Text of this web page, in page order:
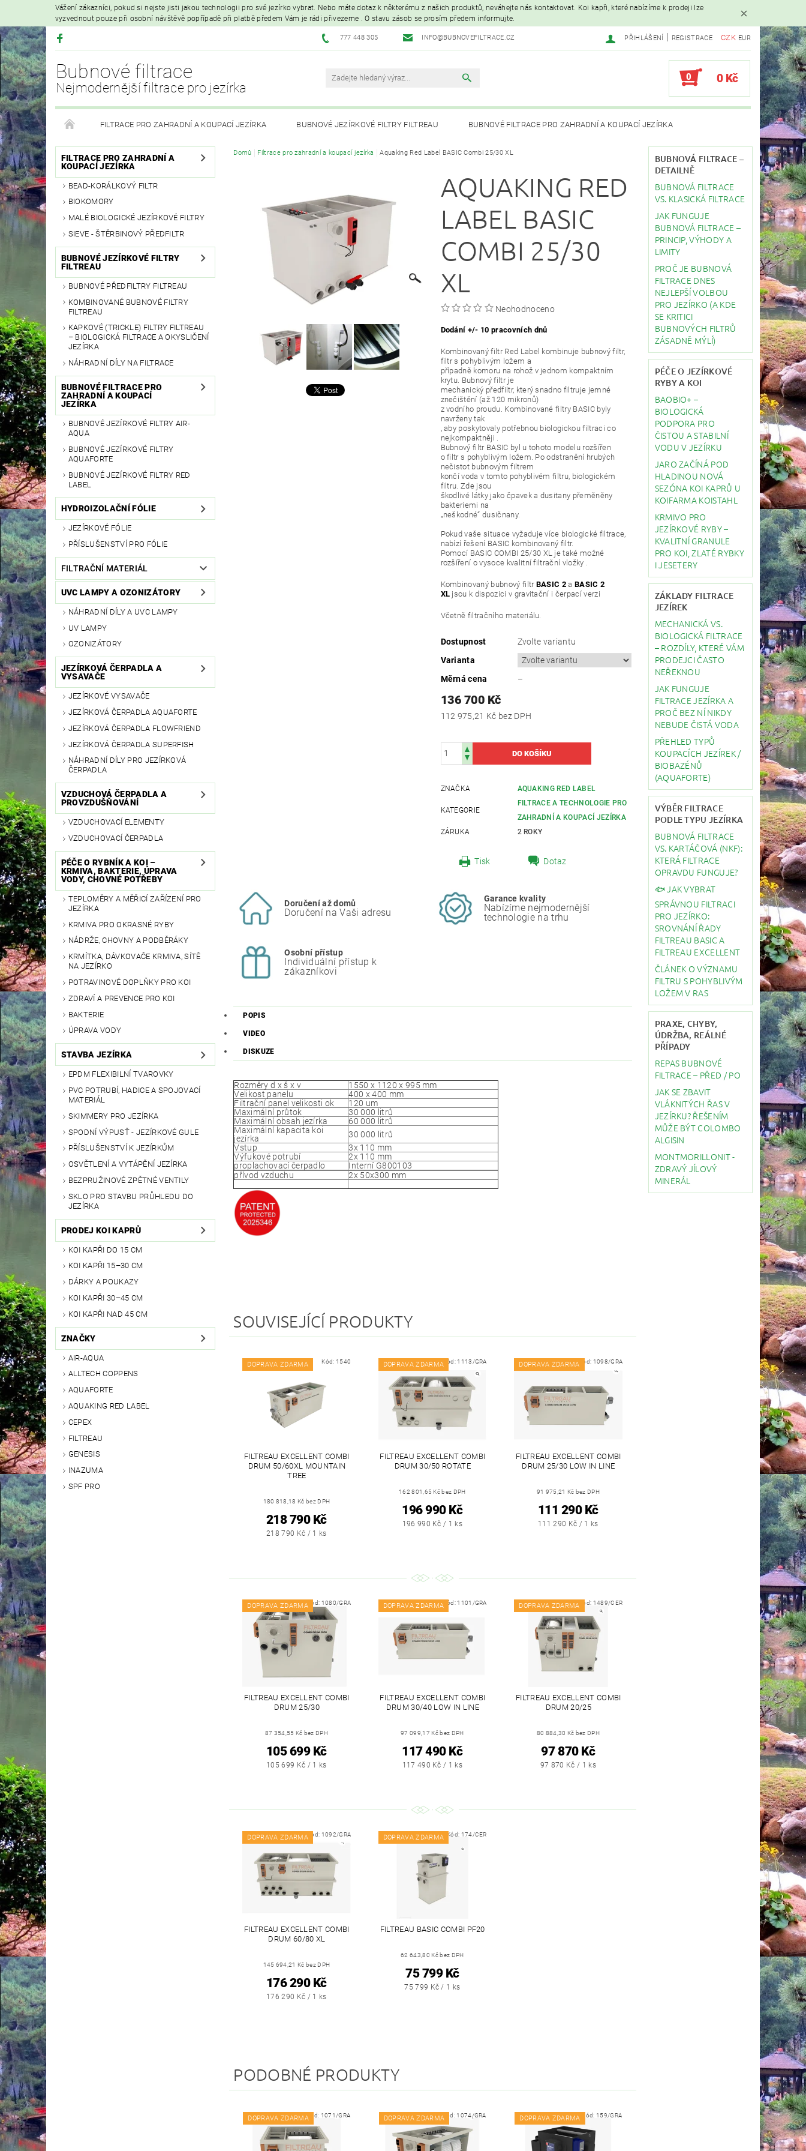
Vážení zákazníci, pokud si nejste jisti jakou technologii pro své jezírko vybrat. Nebo máte dotaz k některému z našich produktů, neváhejte nás kontaktovat. Koi kapři, které nabízíme k prodeji lze
vyzvednout pouze při osobní návštěvě popřípadě při platbě předem Vám je rádi přivezeme . O stavu zásob se prosím předem informujte.
777 448 305 INFO@BUBNOVEFILTRACE.CZ CZK EUR
PŘIHLÁŠENÍ REGISTRACE
Bubnové filtrace
Nejmodernější filtrace pro jezírka
0 0 Kč
FILTRACE PRO ZAHRADNÍ A KOUPACÍ JEZÍRKA BUBNOVÉ JEZÍRKOVÉ FILTRY FILTREAU BUBNOVÉ FILTRACE PRO ZAHRADNÍ A KOUPACÍ JEZÍRKA
HYDROIZOLAČNÍ FÓLIE FILTRAČNÍ MATERIÁL UVC LAMPY A OZONIZÁTORY JEZÍRKOVÁ ČERPADLA A VYSAVAČE
VZDUCHOVÁ ČERPADLA A PROVZDUŠŇOVÁNÍ PÉČE O RYBNÍK A KOI – KRMIVA, BAKTERIE, ÚPRAVA VODY, CHOVNÉ POTŘEBY STAVBA JEZÍRKA
PRODEJ KOI KAPRŮ MOJE OBJEDNÁVKA
FILTRACE PRO ZAHRADNÍ A
KOUPACÍ JEZÍRKA
BEAD-KORÁLKOVÝ FILTR
BIOKOMORY
MALÉ BIOLOGICKÉ JEZÍRKOVÉ FILTRY
SIEVE - ŠTĚRBINOVÝ PŘEDFILTR
BUBNOVÉ JEZÍRKOVÉ FILTRY
FILTREAU
BUBNOVÉ PŘEDFILTRY FILTREAU
KOMBINOVANÉ BUBNOVÉ FILTRY
FILTREAU
KAPKOVÉ (TRICKLE) FILTRY FILTREAU
– BIOLOGICKÁ FILTRACE A OKYSLIČENÍ
JEZÍRKA
NÁHRADNÍ DÍLY NA FILTRACE
BUBNOVÉ FILTRACE PRO
ZAHRADNÍ A KOUPACÍ
JEZÍRKA
BUBNOVÉ JEZÍRKOVÉ FILTRY AIR-
AQUA
BUBNOVÉ JEZÍRKOVÉ FILTRY
AQUAFORTE
BUBNOVÉ JEZÍRKOVÉ FILTRY RED
LABEL
HYDROIZOLAČNÍ FÓLIE
JEZÍRKOVÉ FÓLIE
PŘÍSLUŠENSTVÍ PRO FÓLIE
FILTRAČNÍ MATERIÁL
UVC LAMPY A OZONIZÁTORY
NÁHRADNÍ DÍLY A UVC LAMPY
UV LAMPY
OZONIZÁTORY
JEZÍRKOVÁ ČERPADLA A
VYSAVAČE
JEZÍRKOVÉ VYSAVAČE
JEZÍRKOVÁ ČERPADLA AQUAFORTE
JEZÍRKOVÁ ČERPADLA FLOWFRIEND
JEZÍRKOVÁ ČERPADLA SUPERFISH
NÁHRADNÍ DÍLY PRO JEZÍRKOVÁ
ČERPADLA
VZDUCHOVÁ ČERPADLA A
PROVZDUŠŇOVÁNÍ
VZDUCHOVACÍ ELEMENTY
VZDUCHOVACÍ ČERPADLA
PÉČE O RYBNÍK A KOI –
KRMIVA, BAKTERIE, ÚPRAVA
VODY, CHOVNÉ POTŘEBY
TEPLOMĚRY A MĚŘICÍ ZAŘÍZENÍ PRO
JEZÍRKA
KRMIVA PRO OKRASNÉ RYBY
NÁDRŽE, CHOVNY A PODBĚRÁKY
KRMÍTKA, DÁVKOVAČE KRMIVA, SÍTĚ
NA JEZÍRKO
POTRAVINOVÉ DOPLŇKY PRO KOI
ZDRAVÍ A PREVENCE PRO KOI
BAKTERIE
ÚPRAVA VODY
STAVBA JEZÍRKA
EPDM FLEXIBILNÍ TVAROVKY
PVC POTRUBÍ, HADICE A SPOJOVACÍ
MATERIÁL
SKIMMERY PRO JEZÍRKA
SPODNÍ VÝPUSŤ - JEZÍRKOVÉ GULE
PŘÍSLUŠENSTVÍ K JEZÍRKŮM
OSVĚTLENÍ A VYTÁPĚNÍ JEZÍRKA
BEZPRUŽINOVÉ ZPĚTNÉ VENTILY
SKLO PRO STAVBU PRŮHLEDU DO
JEZÍRKA
PRODEJ KOI KAPRŮ
KOI KAPŘI DO 15 CM
KOI KAPŘI 15–30 CM
DÁRKY A POUKAZY
KOI KAPŘI 30–45 CM
KOI KAPŘI NAD 45 CM
ZNAČKY
AIR-AQUA
ALLTECH COPPENS
AQUAFORTE
AQUAKING RED LABEL
CEPEX
FILTREAU
GENESIS
INAZUMA
SPF PRO
Domů Filtrace pro zahradní a koupací jezírka Aquaking Red Label BASIC Combi 25/30 XL
AQUAKING RED
LABEL BASIC
COMBI 25/30
XL
Neohodnoceno
Dodání +/- 10 pracovních dnů
Kombinovaný filtr Red Label kombinuje bubnový filtr,
filtr s pohyblivým ložem a
případně komoru na rohož v jednom kompaktním
krytu. Bubnový filtr je
mechanický předfiltr, který snadno filtruje jemné
znečištění (až 120 mikronů)
z vodního proudu. Kombinované filtry BASIC byly
navrženy tak
, aby poskytovaly potřebnou biologickou filtraci co
nejkompaktněji .
Bubnový filtr BASIC byl u tohoto modelu rozšířen
o filtr s pohyblivým ložem. Po odstranění hrubých
nečistot bubnovým filtrem
končí voda v tomto pohyblivém filtru, biologickém
filtru. Zde jsou
škodlivé látky jako čpavek a dusitany přeměněny
bakteriemi na
„neškodné“ dusičnany.
Pokud vaše situace vyžaduje více biologické filtrace,
nabízí řešení BASIC kombinovaný filtr.
Pomocí BASIC COMBI 25/30 XL je také možné
rozšíření o vysoce kvalitní filtrační vložky .
Kombinovaný bubnový filtr BASIC 2 aBASIC 2
XL jsou k dispozici v gravitační i čerpací verzi
Včetně filtračního materiálu.
Dostupnost
Zvolte variantu
Varianta
Měrná cena
–
136 700 Kč
112 975,21 Kč bez DPH
ZNAČKA AQUAKING RED LABEL
KATEGORIE
FILTRACE A TECHNOLOGIE PRO
ZAHRADNÍ A KOUPACÍ JEZÍRKA
ZÁRUKA
2 ROKY
Tisk Dotaz
Doručení až domů
Doručení na Vaši adresu
Garance kvality
Nabízíme nejmodernější
technologie na trhu
Osobní přístup
Individuální přístup k
zákazníkovi
POPIS
VIDEO
DISKUZE
Rozměry d x š x v
1550 x 1120 x 995 mm
Velikost panelu
400 x 400 mm
Filtrační panel velikosti ok
120 um
Maximální průtok
30 000 litrů
Maximální obsah jezírka
60 000 litrů
Maximální kapacita koi
jezírka
30 000 litrů
Vstup
3x 110 mm
Výfukové potrubí
2x 110 mm
proplachovací čerpadlo
Interní G800103
přívod vzduchu
2x 50x300 mm
SOUVISEJÍCÍ PRODUKTY
DOPRAVA ZDARMA Kód: 1540
FILTREAU EXCELLENT COMBI
DRUM 50/60XL MOUNTAIN
TREE
180 818,18 Kč bez DPH
218 790 Kč
218 790 Kč / 1 ks
DOPRAVA ZDARMA Kód: 1113/GRA
FILTREAU EXCELLENT COMBI
DRUM 30/50 ROTATE
162 801,65 Kč bez DPH
196 990 Kč
196 990 Kč / 1 ks
DOPRAVA ZDARMA Kód: 1098/GRA
FILTREAU EXCELLENT COMBI
DRUM 25/30 LOW IN LINE
91 975,21 Kč bez DPH
111 290 Kč
111 290 Kč / 1 ks
DOPRAVA ZDARMA Kód: 1080/GRA
FILTREAU EXCELLENT COMBI
DRUM 25/30
87 354,55 Kč bez DPH
105 699 Kč
105 699 Kč / 1 ks
DOPRAVA ZDARMA Kód: 1101/GRA
FILTREAU EXCELLENT COMBI
DRUM 30/40 LOW IN LINE
97 099,17 Kč bez DPH
117 490 Kč
117 490 Kč / 1 ks
DOPRAVA ZDARMA Kód: 1489/CER
FILTREAU EXCELLENT COMBI
DRUM 20/25
80 884,30 Kč bez DPH
97 870 Kč
97 870 Kč / 1 ks
DOPRAVA ZDARMA Kód: 1092/GRA
FILTREAU EXCELLENT COMBI
DRUM 60/80 XL
145 694,21 Kč bez DPH
176 290 Kč
176 290 Kč / 1 ks
DOPRAVA ZDARMA Kód: 174/CER
FILTREAU BASIC COMBI PF20
62 643,80 Kč bez DPH
75 799 Kč
75 799 Kč / 1 ks
PODOBNÉ PRODUKTY
DOPRAVA ZDARMAKód: 1071/GRA DOPRAVA ZDARMAKód: 1074/GRA DOPRAVA ZDARMA Kód: 159/GRA
BUBNOVÁ FILTRACE –
DETAILNĚ
BUBNOVÁ FILTRACE
VS. KLASICKÁ FILTRACE
JAK FUNGUJE
BUBNOVÁ FILTRACE –
PRINCIP, VÝHODY A
LIMITY
PROČ JE BUBNOVÁ
FILTRACE DNES
NEJLEPŠÍ VOLBOU
PRO JEZÍRKO (A KDE
SE KRITICI
BUBNOVÝCH FILTRŮ
ZÁSADNĚ MÝLÍ)
PÉČE O JEZÍRKOVÉ
RYBY A KOI
BAOBIO+ –
BIOLOGICKÁ
PODPORA PRO
ČISTOU A STABILNÍ
VODU V JEZÍRKU
JARO ZAČÍNÁ POD
HLADINOU NOVÁ
SEZÓNA KOI KAPRŮ U
KOIFARMA KOISTAHL
KRMIVO PRO
JEZÍRKOVÉ RYBY –
KVALITNÍ GRANULE
PRO KOI, ZLATÉ RYBKY
I JESETERY
ZÁKLADY FILTRACE
JEZÍREK
MECHANICKÁ VS.
BIOLOGICKÁ FILTRACE
– ROZDÍLY, KTERÉ VÁM
PRODEJCI ČASTO
NEŘEKNOU
JAK FUNGUJE
FILTRACE JEZÍRKA A
PROČ BEZ NÍ NIKDY
NEBUDE ČISTÁ VODA
PŘEHLED TYPŮ
KOUPACÍCH JEZÍREK /
BIOBAZÉNŮ
(AQUAFORTE)
VÝBĚR FILTRACE
PODLE TYPU JEZÍRKA
BUBNOVÁ FILTRACE
VS. KARTÁČOVÁ (NKF):
KTERÁ FILTRACE
OPRAVDU FUNGUJE?
🐟 JAK VYBRAT
SPRÁVNOU FILTRACI
PRO JEZÍRKO:
SROVNÁNÍ ŘADY
FILTREAU BASIC A
FILTREAU EXCELLENT
ČLÁNEK O VÝZNAMU
FILTRU S POHYBLIVÝM
LOŽEM V RAS
PRAXE, CHYBY,
ÚDRŽBA, REÁLNÉ
PŘÍPADY
REPAS BUBNOVÉ
FILTRACE – PŘED / PO
JAK SE ZBAVIT
VLÁKNITÝCH ŘAS V
JEZÍRKU? ŘEŠENÍM
MŮŽE BÝT COLOMBO
ALGISIN
MONTMORILLONIT -
ZDRAVÝ JÍLOVÝ
MINERÁL